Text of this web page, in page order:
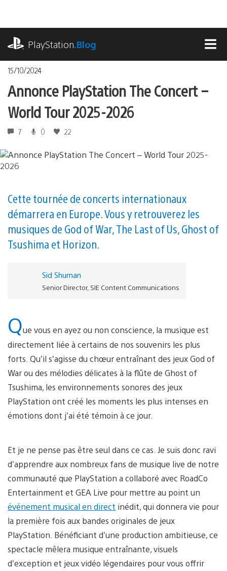
contenu
PlayStation.Blog
15/10/2024
Annonce PlayStation The Concert –
World Tour 2025-2026
7 0 22
Cette tournée de concerts internationaux
démarrera en Europe. Vous y retrouverez les
musiques de God of War, The Last of Us, Ghost of
Tsushima et Horizon.
Sid Shuman
Senior Director, SIE Content Communications
Que vous en ayez ou non conscience, la musique est
directement liée à certains de nos souvenirs les plus
forts. Qu’il s’agisse du chœur entraînant des jeux God of
War ou des mélodies délicates à la flûte de Ghost of
Tsushima, les environnements sonores des jeux
PlayStation ont créé les moments les plus intenses en
émotions dont j’ai été témoin à ce jour.
Et je ne pense pas être seul dans ce cas. Je suis donc ravi
d’apprendre aux nombreux fans de musique live de notre
communauté que PlayStation a collaboré avec RoadCo
Entertainment et GEA Live pour mettre au point un
événement musical en direct inédit, qui donnera vie pour
la première fois aux bandes originales de jeux
PlayStation. Bénéficiant d’une production ambitieuse, ce
spectacle mêlera musique entraînante, visuels
d’exception et jeux vidéo légendaires pour vous offrir